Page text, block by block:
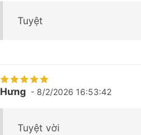
Tuyệt
Hưng - 8/2/2026 16:53:42
Tuyệt vời